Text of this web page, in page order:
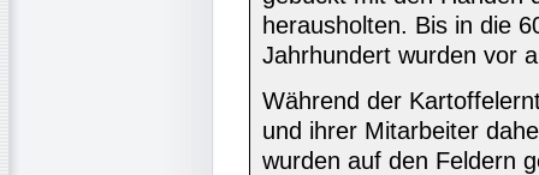
herausholten. Bis in die
Jahrhundert wurden vor
Während der
und ihrer Mitarbeiter
wurden auf den Feldern